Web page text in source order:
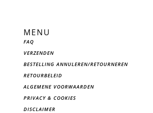
MENU
FAQ
VERZENDEN
BESTELLING ANNULEREN/RETOURNEREN
RETOURBELEID
ALGEMENE VOORWAARDEN
PRIVACY & COOKIES
DISCLAIMER